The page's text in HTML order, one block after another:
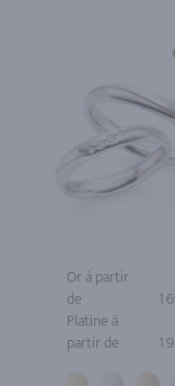
Or à partir
de
1
Platine à
partir de
1